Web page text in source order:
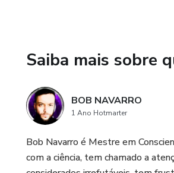
Saiba mais sobre
BOB NAVARRO
1 Ano Hotmarter
Bob Navarro é Mestre em
com a ciência, tem chamado a